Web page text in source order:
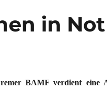
in Not
BAMF verdient eine